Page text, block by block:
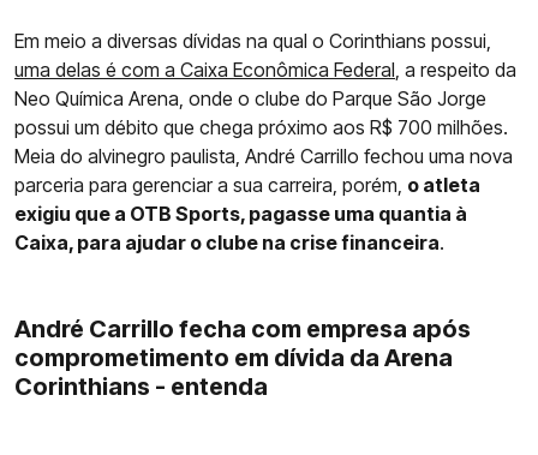
Em meio a diversas dívidas na qual o Corinthians possui,
uma delas é com a Caixa Econômica Federal, a respeito da
Neo Química Arena, onde o clube do Parque São Jorge
possui um débito que chega próximo aos R$ 700 milhões.
Meia do alvinegro paulista, André Carrillo fechou uma nova
parceria para gerenciar a sua carreira, porém, o atleta
exigiu que a OTB Sports, pagasse uma quantia à
Caixa, para ajudar o clube na crise financeira.
André Carrillo fecha com empresa após
comprometimento em dívida da Arena
Corinthians - entenda